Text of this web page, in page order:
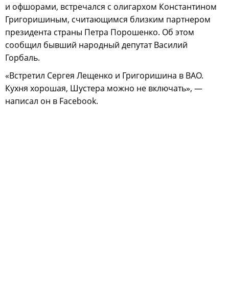
и офшорами, встречался с олигархом Константином
Григоришиным, считающимся близким партнером
президента страны Петра Порошенко. Об этом
сообщил бывший народный депутат Василий
Горбаль.
«Встретил Сергея Лещенко и Григоришина в BAO.
Кухня хорошая, Шустера можно не включать», —
написал он в Facebook.